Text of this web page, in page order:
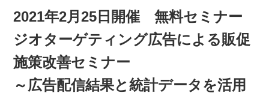
2021年2月25日開催 無料セミナー
ジオターゲティング広告による販促
施策改善セミナー
～広告配信結果と統計データを活用